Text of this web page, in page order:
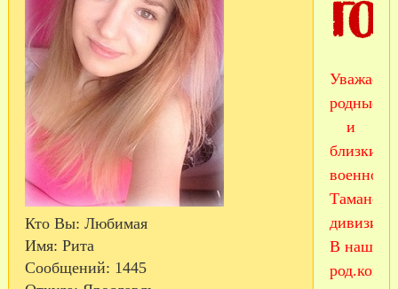
Кто Вы: Любимая
Имя: Рита
Сообщений: 1445
родные
и
близкие
дивизии!
В наш
род.ком